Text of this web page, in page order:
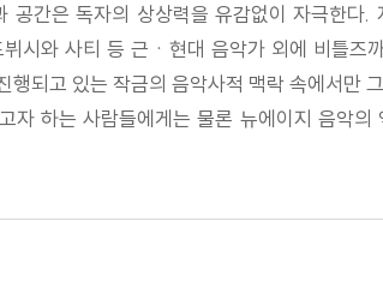
간은 독자의 상상력을 유감없이 자극한다
시와 사티 등 근ㆍ현대 음악가 외에 비틀즈
되고 있는 작금의 음악사적 맥락 속에서만
자 하는 사람들에게는 물론 뉴에이지 음악의